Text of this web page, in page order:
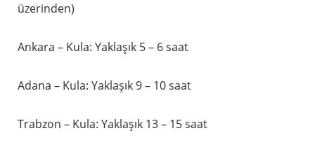
üzerinden)
Ankara – Kula: Yaklaşık 5 – 6 saat
Adana – Kula: Yaklaşık 9 – 10 saat
Trabzon – Kula: Yaklaşık 13 – 15 saat